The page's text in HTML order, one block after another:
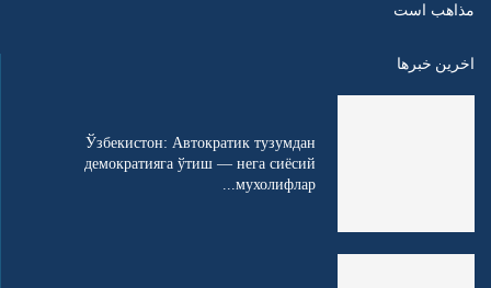
مذاهب است
اخرین خبرها
Ўзбекистон: Автократик тузумдан
демократияга ўтиш — нега сиёсий
мухолифлар...